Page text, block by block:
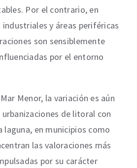
Por el contrario, en
y áreas periféricas
son sensiblemente
por el entorno
Menor, la variación es aún
de litoral con
laguna, en municipios como
las valoraciones más
por su carácter